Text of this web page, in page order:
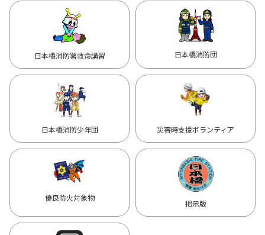
日本橋消防署救命講習 日本橋消防団
日本橋消防少年団 災害時支援ボランティア
優良防火対象物
掲示版